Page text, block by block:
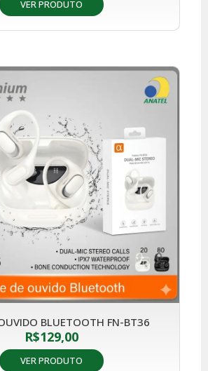
VER PRODUTO
BLUETOOTH FN-BT36
R$129,00
VER PRODUTO